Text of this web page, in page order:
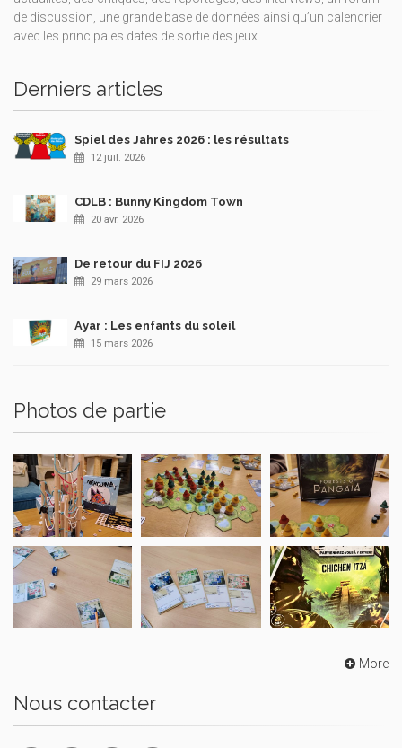
de discussion, une grande base de données ainsi qu’un calendrier
avec les principales dates de sortie des jeux.
Derniers articles
Spiel des Jahres 2026 : les résultats
12 juil. 2026
CDLB : Bunny Kingdom Town
20 avr. 2026
De retour du FIJ 2026
29 mars 2026
Ayar : Les enfants du soleil
15 mars 2026
Photos de partie
More
Nous contacter